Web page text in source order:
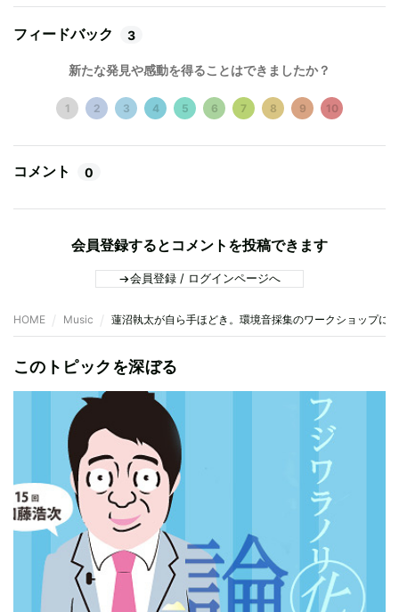
フィードバック 3
新たな発見や感動を得ることはできましたか？
1 2 3 4 5 6 7 8 9 10
コメント 0
会員登録するとコメントを投稿できます
会員登録 / ログインページへ
HOME Music 蓮沼執太が自ら手ほどき。環境音採集のワークショップに
このトピックを深ぼる